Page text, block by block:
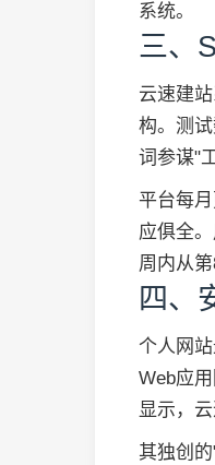
系统。
三、
云速建
构。测
词参谋"
平台每
应俱全
周内从第
四、
个人网
Web应
显示，
其独创